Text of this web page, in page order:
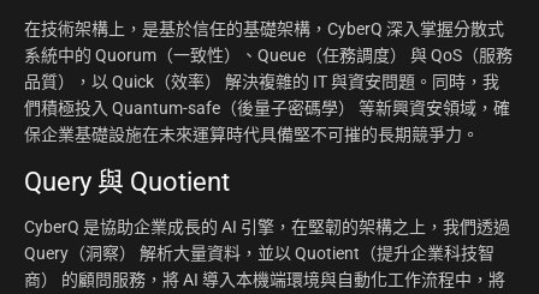
在技術架構上，是基於信任的基礎架構，CyberQ 深入掌握分散式
系統中的 Quorum（一致性）、Queue（任務調度） 與 QoS（服務
品質），以 Quick（效率） 解決複雜的 IT 與資安問題。同時，我
們積極投入 Quantum-safe（後量子密碼學） 等新興資安領域，確
保企業基礎設施在未來運算時代具備堅不可摧的長期競爭力。
Query 與 Quotient
CyberQ 是協助企業成長的 AI 引擎，在堅韌的架構之上，我們透過
Query（洞察） 解析大量資料，並以 Quotient（提升企業科技智
商） 的顧問服務，將 AI 導入本機端環境與自動化工作流程中，將